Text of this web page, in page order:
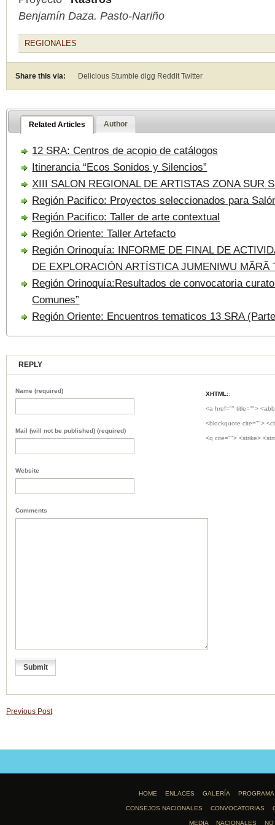
Benjamín Daza. Pasto-Nariño
REGIONALES
Share this via: Delicious Stumble digg RedditTwitter
Related Articles Author
12 SRA: Centros de acopio de catálogos
Itinerancia “Ecos Sonidos y Silencios”
XIII SALON REGIONAL DE ARTISTAS ZONA SUR
Región Pacifico: Proyectos seleccionados para
Región Pacifico: Taller de arte contextual
Región Oriente: Taller Artefacto
Región Orinoquía: INFORME DE FINAL DE
DE EXPLORACIÓN ARTÍSTICA JUMENIWU MÃRÃ
Región Orinoquía:Resultados de convocatoria
Comunes”
Región Oriente: Encuentros tematicos 13 SRA
REPLY
XHTML::
<a href="" title="">
<blockquote cite="">
<q cite=""> <strike>
Name (required)
Mail (will not be published) (required)
Website
Comments
Previous Post
HOME ENLACES GALERÍA PROGRAMA
CONSEJOS NACIONALES CONVOCATORIAS
MEDIA NACIONALES